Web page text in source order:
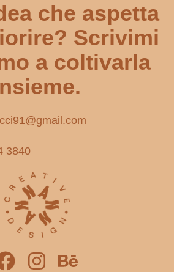
che aspetta
Scrivimi
a coltivarla
3840